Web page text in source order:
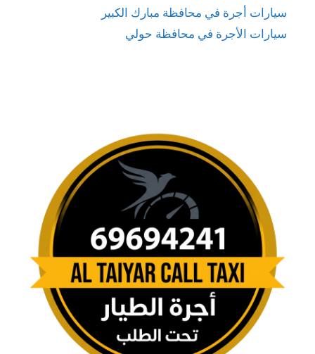
سيارات أجرة في محافظة مبارك الكبير
سيارات الأجرة في محافظة حولي